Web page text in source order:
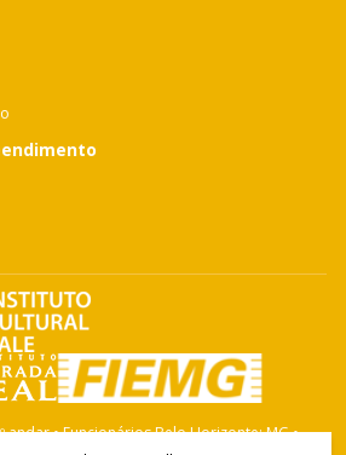
andar • Funcionários Belo Horizonte: MG •